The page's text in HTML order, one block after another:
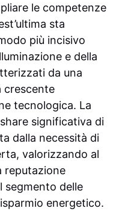
le competenze
sta
più incisivo
e della
da una
crescente
tecnologica. La
significativa di
dalla necessità di
valorizzando al
reputazione
segmento delle
energetico.